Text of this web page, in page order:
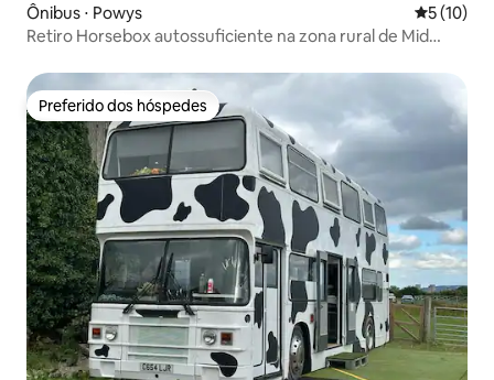
Ônibus ⋅ Powys 5 de uma
5 (10)
Retiro Horsebox autossuficiente na zona rural de Mid
Preferido dos hóspedes
Preferido dos hóspedes